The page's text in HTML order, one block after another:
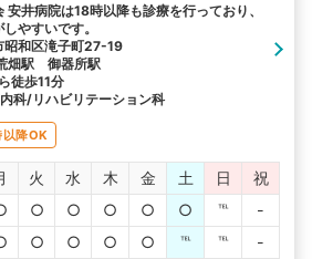
安井病院は18時以降も診療を行っており、
やすいです。
昭和区滝子町27-19
畑駅 御器所駅
徒歩11分
科/リハビリテーション科
降OK
火 水 木 金 土 日
祝
○ ○ ○ ○ ○ ℡
-
○ ○ ○ ○ ℡ ℡ -